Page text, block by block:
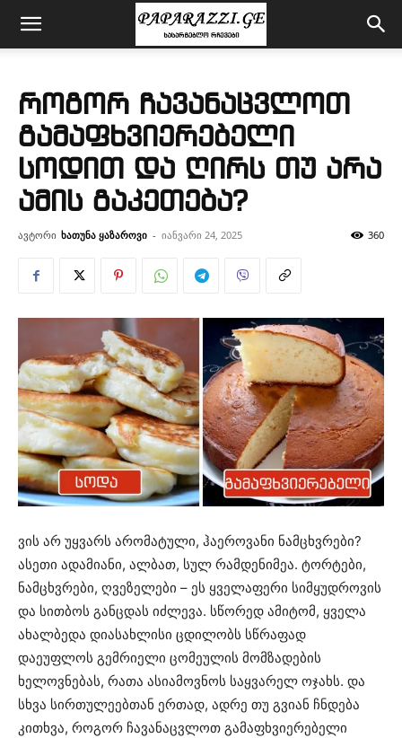
როგორ ჩავანაცვლოთ
გამაფხვიერებელი
სოდით და ღირს თუ არა
ამის გაკეთება?
ავტორი ხათუნა ყაზაროვი - იანვარი 24, 2025 360
ვის არ უყვარს არომატული, ჰაეროვანი ნამცხვრები?
ასეთი ადამიანი, ალბათ, სულ რამდენიმეა. ტორტები,
ნამცხვრები, ღვეზელები – ეს ყველაფერი სიმყუდროვის
და სითბოს განცდას იძლევა. სწორედ ამიტომ, ყველა
ახალბედა დიასახლისი ცდილობს სწრაფად
დაეუფლოს გემრიელი ცომეულის მომზადების
ხელოვნებას, რათა ასიამოვნოს საყვარელ ოჯახს. და
სხვა სირთულეებთან ერთად, ადრე თუ გვიან ჩნდება
კითხვა, როგორ ჩავანაცვლოთ გამაფხვიერებელი